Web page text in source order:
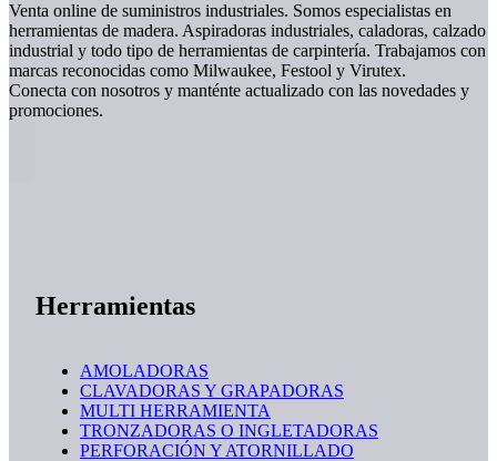
Venta online de suministros industriales. Somos especialistas en
herramientas de madera. Aspiradoras industriales, caladoras, calzado
industrial y todo tipo de herramientas de carpintería. Trabajamos con
marcas reconocidas como Milwaukee, Festool y Virutex.
Conecta con nosotros y manténte actualizado con las novedades y
promociones.
Herramientas
AMOLADORAS
CLAVADORAS Y GRAPADORAS
MULTI HERRAMIENTA
TRONZADORAS O INGLETADORAS
PERFORACIÓN Y ATORNILLADO